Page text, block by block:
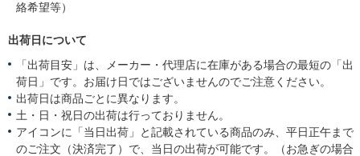
絡希望等）
出荷日について
「出荷目安」は、メーカー・代理店に在庫がある場合の最短の「出
荷日」です。お届け日ではございませんのでご注意ください。
出荷日は商品ごとに異なります。
土・日・祝日の出荷は行っておりません。
アイコンに「当日出荷」と記載されている商品のみ、平日正午まで
のご注文（決済完了）で、当日の出荷が可能です。（お急ぎの場合